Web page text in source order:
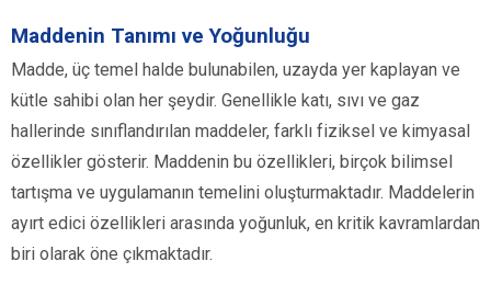
Maddenin Tanımı ve Yoğunluğu
Madde, üç temel halde bulunabilen, uzayda yer kaplayan ve
kütle sahibi olan her şeydir. Genellikle katı, sıvı ve gaz
hallerinde sınıflandırılan maddeler, farklı fiziksel ve kimyasal
özellikler gösterir. Maddenin bu özellikleri, birçok bilimsel
tartışma ve uygulamanın temelini oluşturmaktadır. Maddelerin
ayırt edici özellikleri arasında yoğunluk, en kritik kavramlardan
biri olarak öne çıkmaktadır.